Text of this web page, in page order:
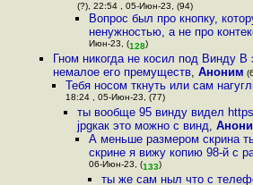
(?), 22:54 , 05-Июн-23, (94)
Вопрос был про кнопку,
ненужностью, а не про
Июн-23, (128)
Гном никогда не косил под Винду В
немалое его премуществ,Аноним
Тебя носом ткнуть или сам
18:24 , 05-Июн-23, (77)
ты вообще 95 винду видел
jpgкак это можно с винд,
А меньше размером скрина
скрине я вижу копию 98-й с
06-Июн-23, (133)
ты же сам ныл что с